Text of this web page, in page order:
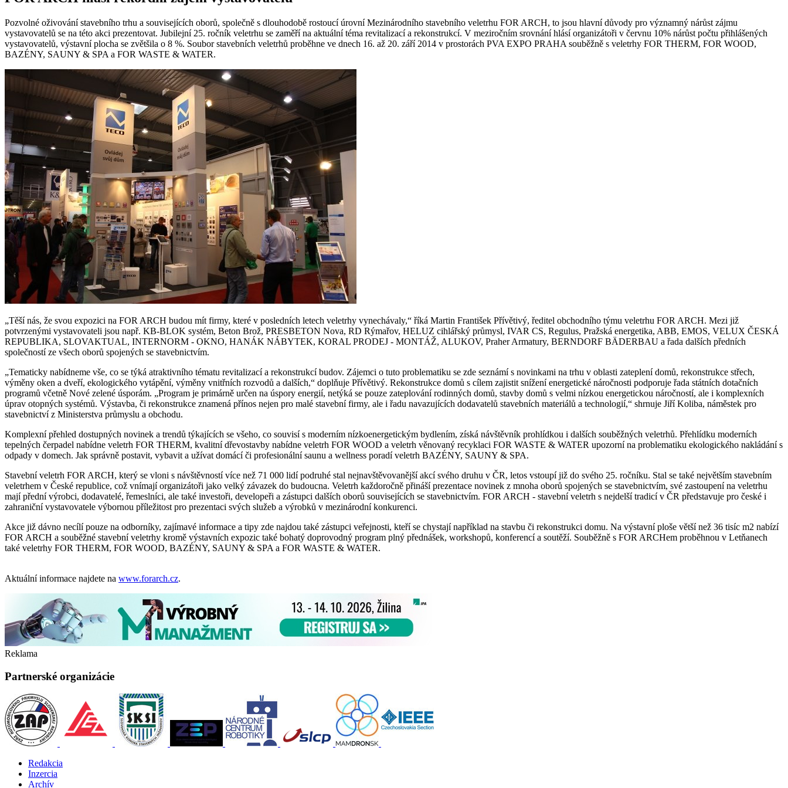
Pozvolné oživování stavebního trhu a souvisejících oborů, společně s dlouhodobě rostoucí úrovní Mezinárodního stavebního veletrhu FOR ARCH, to jsou hlavní důvody pro významný nárůst zájmu
vystavovatelů se na této akci prezentovat. Jubilejní 25. ročník veletrhu se zaměří na aktuální téma revitalizací a rekonstrukcí. V meziročním srovnání hlásí organizátoři v červnu 10% nárůst počtu přihlášených
vystavovatelů, výstavní plocha se zvětšila o 8 %. Soubor stavebních veletrhů proběhne ve dnech 16. až 20. září 2014 v prostorách PVA EXPO PRAHA souběžně s veletrhy FOR THERM, FOR WOOD,
BAZÉNY, SAUNY & SPA a FOR WASTE & WATER.
„Těší nás, že svou expozici na FOR ARCH budou mít firmy, které v posledních letech veletrhy vynechávaly,“ říká Martin František Přívětivý, ředitel obchodního týmu veletrhu FOR ARCH. Mezi již
potvrzenými vystavovateli jsou např. KB-BLOK systém, Beton Brož, PRESBETON Nova, RD Rýmařov, HELUZ cihlářský průmysl, IVAR CS, Regulus, Pražská energetika, ABB, EMOS, VELUX ČESKÁ
REPUBLIKA, SLOVAKTUAL, INTERNORM - OKNO, HANÁK NÁBYTEK, KORAL PRODEJ - MONTÁŽ, ALUKOV, Praher Armatury, BERNDORF BÄDERBAU a řada dalších předních
společností ze všech oborů spojených se stavebnictvím.
„Tematicky nabídneme vše, co se týká atraktivního tématu revitalizací a rekonstrukcí budov. Zájemci o tuto problematiku se zde seznámí s novinkami na trhu v oblasti zateplení domů, rekonstrukce střech,
výměny oken a dveří, ekologického vytápění, výměny vnitřních rozvodů a dalších,“ doplňuje Přívětivý. Rekonstrukce domů s cílem zajistit snížení energetické náročnosti podporuje řada státních dotačních
programů včetně Nové zelené úsporám. „Program je primárně určen na úspory energií, netýká se pouze zateplování rodinných domů, stavby domů s velmi nízkou energetickou náročností, ale i komplexních
úprav otopných systémů. Výstavba, či rekonstrukce znamená přínos nejen pro malé stavební firmy, ale i řadu navazujících dodavatelů stavebních materiálů a technologií,“ shrnuje Jiří Koliba, náměstek pro
stavebnictví z Ministerstva průmyslu a obchodu.
Komplexní přehled dostupných novinek a trendů týkajících se všeho, co souvisí s moderním nízkoenergetickým bydlením, získá návštěvník prohlídkou i dalších souběžných veletrhů. Přehlídku moderních
tepelných čerpadel nabídne veletrh FOR THERM, kvalitní dřevostavby nabídne veletrh FOR WOOD a veletrh věnovaný recyklaci FOR WASTE & WATER upozorní na problematiku ekologického nakládání s
odpady v domech. Jak správně postavit, vybavit a užívat domácí či profesionální saunu a wellness poradí veletrh BAZÉNY, SAUNY & SPA.
Stavební veletrh FOR ARCH, který se vloni s návštěvností více než 71 000 lidí podruhé stal nejnavštěvovanější akcí svého druhu v ČR, letos vstoupí již do svého 25. ročníku. Stal se také největším stavebním
veletrhem v České republice, což vnímají organizátoři jako velký závazek do budoucna. Veletrh každoročně přináší prezentace novinek z mnoha oborů spojených se stavebnictvím, své zastoupení na veletrhu
mají přední výrobci, dodavatelé, řemeslníci, ale také investoři, developeři a zástupci dalších oborů souvisejících se stavebnictvím. FOR ARCH - stavební veletrh s nejdelší tradicí v ČR představuje pro české i
zahraniční vystavovatele výbornou příležitost pro prezentaci svých služeb a výrobků v mezinárodní konkurenci.
Akce již dávno necílí pouze na odborníky, zajímavé informace a tipy zde najdou také zástupci veřejnosti, kteří se chystají například na stavbu či rekonstrukci domu. Na výstavní ploše větší než 36 tisíc m2 nabízí
FOR ARCH a souběžné stavební veletrhy kromě výstavních expozic také bohatý doprovodný program plný přednášek, workshopů, konferencí a soutěží. Souběžně s FOR ARCHem proběhnou v Letňanech
také veletrhy FOR THERM, FOR WOOD, BAZÉNY, SAUNY & SPA a FOR WASTE & WATER.
Aktuální informace najdete na www.forarch.cz.
Reklama
Partnerské organizácie
Redakcia
Inzercia
Archív